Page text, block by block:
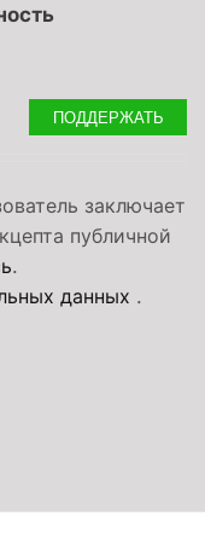
ПОДДЕРЖАТЬ
заключает
публичной
.
данных .